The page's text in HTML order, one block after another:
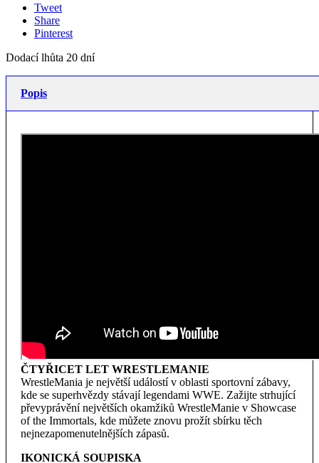
Tweet
Share
Pinterest
Dodací lhůta 20 dní
Popis
ČTYŘICET LET WRESTLEMANIE
WrestleMania je největší událostí v oblasti sportovní zábavy,
kde se superhvězdy stávají legendami WWE. Zažijte strhující
převyprávění největších okamžiků WrestleManie v Showcase
of the Immortals, kde můžete znovu prožít sbírku těch
nejnezapomenutelnějších zápasů.
IKONICKÁ SOUPISKA